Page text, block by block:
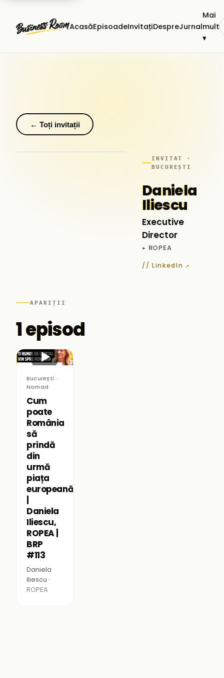
AcasăEpisoadeInvitațiDespreJurnal
Mai
mult
▾
← Toți invitații
INVITAT ·
BUCUREȘTI
Daniela
Iliescu
Executive
Director
▸ ROPEA
// LinkedIn ↗
APARIȚII
1 episod
▶
București ·
Nomad
Cum
poate
România
să
prindă
din
urmă
piața
europeană?
Daniela
Iliescu,
ROPEA |
BRP
#113
Daniela
Iliescu ·
ROPEA